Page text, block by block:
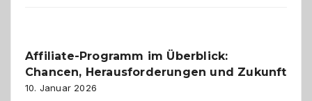
Affiliate-Programm im Überblick:
Chancen, Herausforderungen und Zukunft
10. Januar 2026